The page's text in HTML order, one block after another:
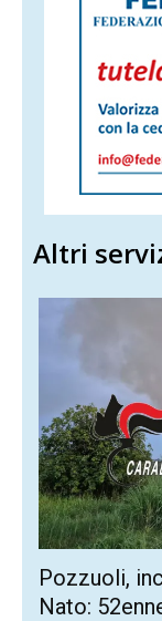
Altri
Pozzuoli,
Nato: